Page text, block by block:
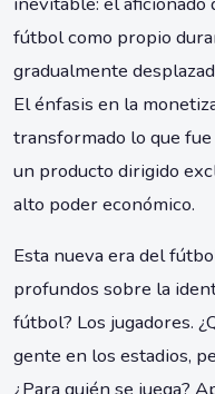
fútbol como propio
gradualmente
El énfasis en la
transformado lo que
un producto dirigido
alto poder económico.
Esta nueva era del
profundos sobre la
fútbol? Los jugadores.
gente en los estadios,